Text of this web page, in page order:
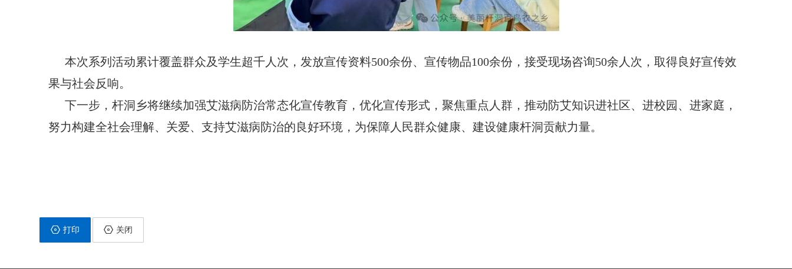
本次系列活动累计覆盖群众及学生超千人次，发放宣传资料500余份、宣传物品100余份，接受现场咨询50余人次，取得良好宣传效
果与社会反响。
下一步，杆洞乡将继续加强艾滋病防治常态化宣传教育，优化宣传形式，聚焦重点人群，推动防艾知识进社区、进校园、进家庭，
努力构建全社会理解、关爱、支持艾滋病防治的良好环境，为保障人民群众健康、建设健康杆洞贡献力量。
打印 关闭